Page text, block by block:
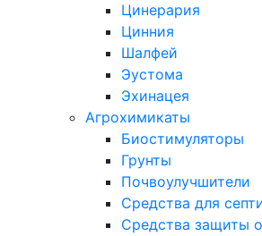
Цинерария
Цинния
Шалфей
Эустома
Эхинацея
Агрохимикаты
Биостимуляторы
Грунты
Почвоулучшители
Средства для
Средства защиты